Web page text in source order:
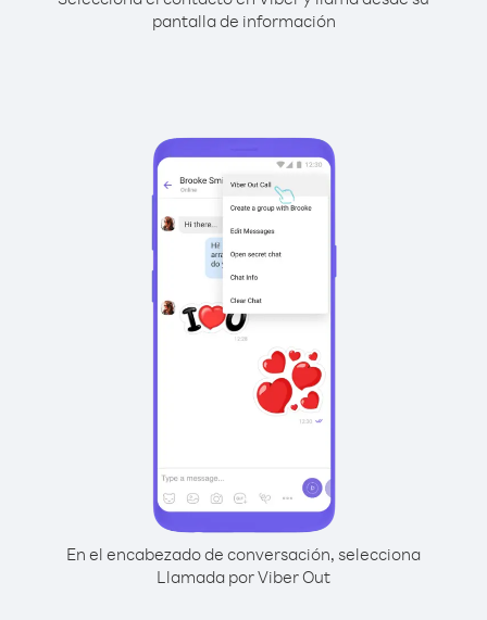
pantalla de información
En el encabezado de conversación, selecciona
Llamada por Viber Out